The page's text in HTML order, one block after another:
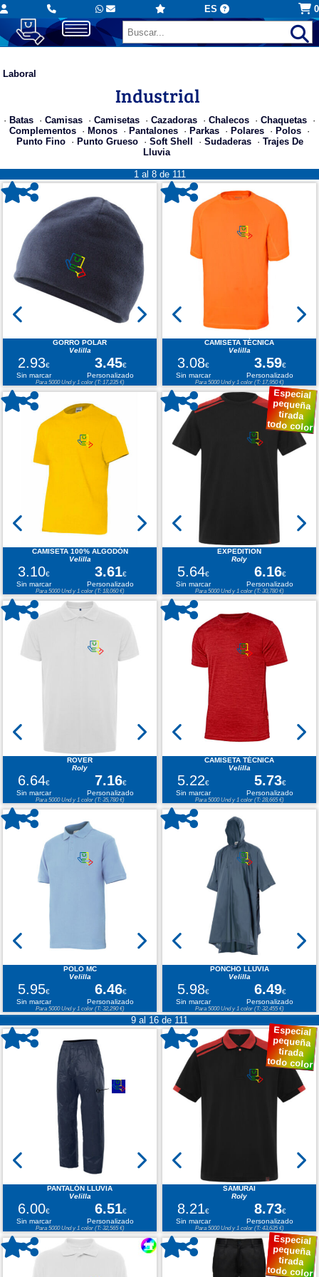
ES 0
Laboral
Industrial
· Batas · Camisas · Camisetas · Cazadoras · Chalecos · Chaquetas ·
Complementos · Monos · Pantalones · Parkas · Polares · Polos ·
Punto Fino· Punto Grueso· Soft Shell · Sudaderas· Trajes De
Lluvia
1 al 8 de 111
GORRO POLAR
Velilla
2.93€ 3.45€
Sin marcar
Personalizado
Para 5000 Und y 1 color (T: 17,235 €)
CAMISETA TÉCNICA
Velilla
3.08€ 3.59€
Sin marcar
Personalizado
Para 5000 Und y 1 color (T: 17,950 €)
CAMISETA 100% ALGODÓN
Velilla
3.10€ 3.61€
Sin marcar
Personalizado
Para 5000 Und y 1 color (T: 18,060 €)
Especial
pequeña
tirada
todo color
EXPEDITION
Roly
5.64€ 6.16€
Sin marcar
Personalizado
Para 5000 Und y 1 color (T: 30,780 €)
ROVER
Roly
6.64€ 7.16€
Sin marcar
Personalizado
Para 5000 Und y 1 color (T: 35,780 €)
CAMISETA TÉCNICA
Velilla
5.22€ 5.73€
Sin marcar
Personalizado
Para 5000 Und y 1 color (T: 28,665 €)
POLO MC
Velilla
5.95€ 6.46€
Sin marcar
Personalizado
Para 5000 Und y 1 color (T: 32,290 €)
PONCHO LLUVIA
Velilla
5.98€ 6.49€
Sin marcar
Personalizado
Para 5000 Und y 1 color (T: 32,455 €)
9 al 16 de 111
PANTALÓN LLUVIA
Velilla
6.00€ 6.51€
Sin marcar
Personalizado
Para 5000 Und y 1 color (T: 32,565 €)
Especial
pequeña
tirada
todo color
SAMURAI
Roly
8.21€ 8.73€
Sin marcar
Personalizado
Para 5000 Und y 1 color (T: 43,635 €)
Especial
pequeña
tirada
todo color